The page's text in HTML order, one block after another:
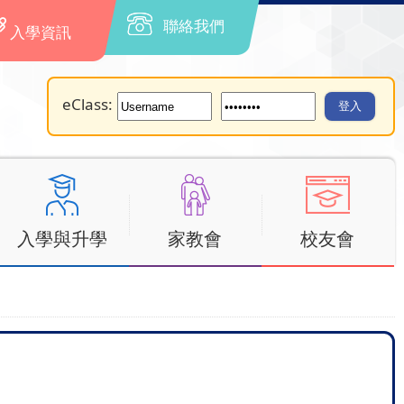
入學資訊 聯絡我們
eClass:
入學與升學 家教會 校友會